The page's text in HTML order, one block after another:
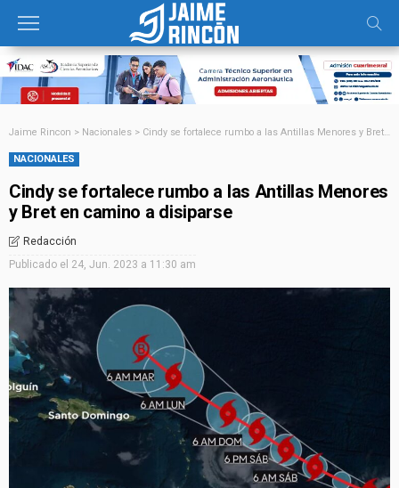
Jaime Rincon > Nacionales > Cindy se fortalece rumbo a las Antillas Menores y Bret en camino a disiparse
NACIONALES
Cindy se fortalece rumbo a las Antillas Menores
y Bret en camino a disiparse
Redacción
Publicado el 24, Jun. 2023 a 11:30 am